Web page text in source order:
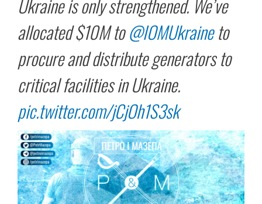
Ukraine is only strengthened. We’ve
allocated $10M to@IOMUkraineto
procure and distribute generators to
critical facilities in Ukraine.
pic.twitter.com/jCjOh1S3sk